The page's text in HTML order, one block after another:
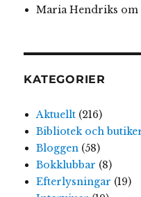
Maria Hendriks om
KATEGORIER
Aktuellt(216)
Bibliotek och
Bloggen(58)
Bokklubbar (8)
Efterlysningar (19)